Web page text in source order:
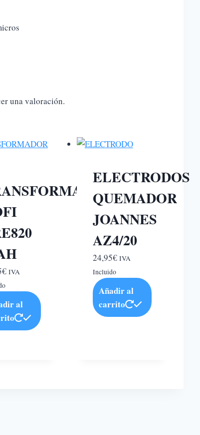
una valoración.
€ IVA
al
ELECTRODOS
QUEMADOR
JOANNES
AZ4/20
24,95€ IVA
Incluido
Añadir al
carrito